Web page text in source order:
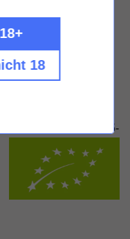
in dunkle
Kraft und würzige
mit wohliger
Vol. - Hersteller:
km 1, 26006
Es-Eco-035-
18